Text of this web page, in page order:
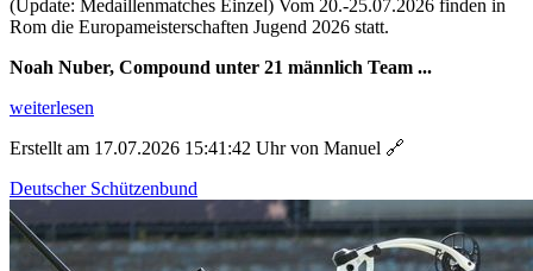
(Update: Medaillenmatches Einzel) Vom 20.-25.07.2026 finden in
Rom die Europameisterschaften Jugend 2026 statt.
Noah Nuber, Compound unter 21 männlich Team ...
weiterlesen
Erstellt am 17.07.2026 15:41:42 Uhr von Manuel 🔗
Deutscher Schützenbund